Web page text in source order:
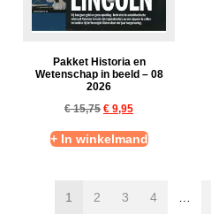
Pakket Historia en
Wetenschap in beeld – 08
2026
€15,75 € 9,95
+ In winkelmand
1 2 3 4 …